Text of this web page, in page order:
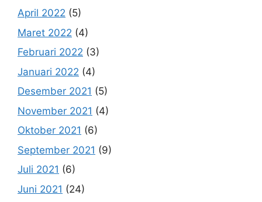
April 2022 (5)
Maret 2022 (4)
Februari 2022 (3)
Januari 2022 (4)
Desember 2021 (5)
November 2021 (4)
Oktober 2021 (6)
September 2021 (9)
Juli 2021 (6)
Juni 2021 (24)